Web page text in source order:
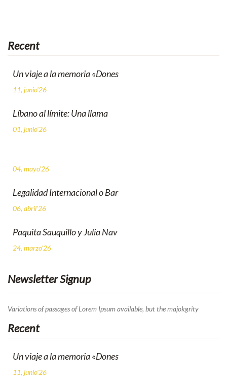
Recent
Un viaje a la memoria «Dones
11, junio'26
Líbano al límite: Una llama
01, junio'26
04, mayo'26
Legalidad Internacional o Bar
06, abril'26
Paquita Sauquillo y Julia Nav
24, marzo'26
Newsletter Signup
Variations of passages of Lorem Ipsum available, but the majokgrity
Recent
Un viaje a la memoria «Dones
11, junio'26